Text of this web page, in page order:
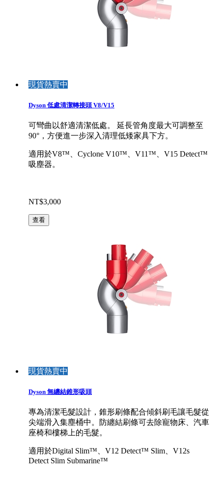
現貨熱賣中
Dyson 低處清潔轉接頭 V8/V15
可彎曲以舒適清潔低處。 延長管角度最大可調整至
90°，方便進一步深入清理低矮家具下方。
適用於V8™、Cyclone V10™、V11™、V15 Detect™
吸塵器。
NT$3,000
查看
現貨熱賣中
Dyson 無纏結錐形吸頭
專為清潔毛髮設計，錐形刷條配合傾斜刷毛讓毛髮從
尖端滑入集塵桶中。防纏結刷條可去除寵物床、汽車
座椅和樓梯上的毛髮。
適用於Digital Slim™、V12 Detect™ Slim、V12s
Detect Slim Submarine™